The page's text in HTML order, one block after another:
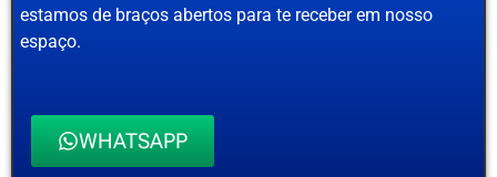
estamos de braços abertos para te receber em nosso
espaço.
WHATSAPP